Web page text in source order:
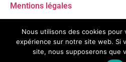
Mentions légales
All Rights Reserved
Made with love by ©
Nous utilisons des cookies pour
expérience sur notre site web. Si
site, nous supposerons que